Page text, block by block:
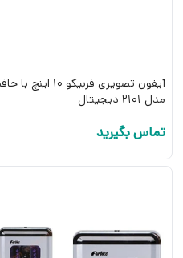
آیفون تصویری فربیکو 10 اینچ
مدل 2101 دیجیتال
تماس بگیرید